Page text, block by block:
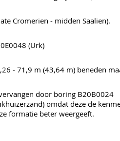
Cromerien - midden Saalien).
(Urk)
- 71,9 m (43,64 m) beneden
door boring B20B0024
omdat deze de
formatie beter weergeeft.